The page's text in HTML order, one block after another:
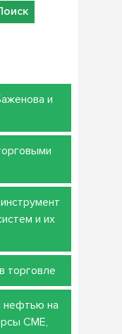
и
и их
торговле
нефтью на
CME,